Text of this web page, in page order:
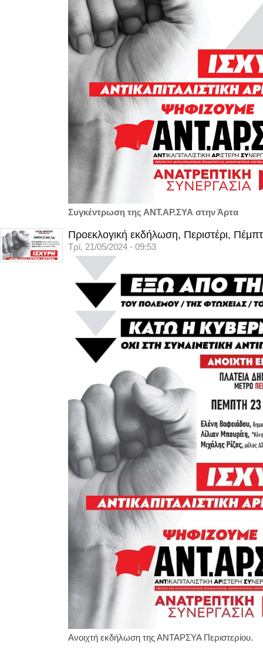
Συγκέντρωση της ΑΝΤ.ΑΡ.ΣΥΑ στην Άρτα
Προεκλογική εκδήλωση, Περιστέρι,
Τρί, 21/05/2024 - 09:53
Ανοιχτή εκδήλωση της ΑΝΤΑΡΣΥΑ Περιστερίου.